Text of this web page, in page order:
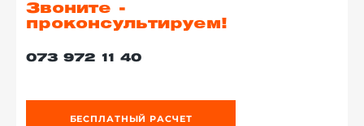
Звоните -
проконсультируем!
073 972 11 40
БЕСПЛАТНЫЙ РАСЧЕТ